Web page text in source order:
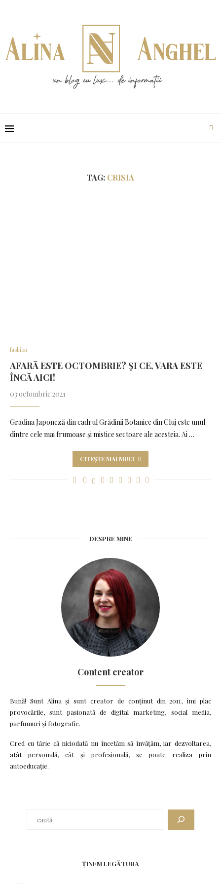
TAG: CRISIA
fashion
AFARĂ ESTE OCTOMBRIE? ȘI CE, VARA ESTE
ÎNCĂ AICI!
03 octombrie 2021
Grădina Japoneză din cadrul Grădinii Botanice din Cluj este unul
dintre cele mai frumoase și mistice sectoare ale acesteia. Ai …
CITEȘTE MAI MULT
DESPRE MINE
Content creator
Bună! Sunt Alina și sunt creator de conținut din 2011, îmi plac
provocările, sunt pasionată de digital marketing, social media,
parfumuri și fotografie.
Cred cu tărie că niciodată nu încetăm să învățăm, iar dezvoltarea,
atât personală, cât și profesională, se poate realiza prin
autoeducație.
ȚINEM LEGĂTURA